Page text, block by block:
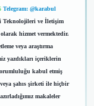
Telegram: @karabul
Teknolojileri ve İletişim
hizmet vermektedir.
veya araştırma
yazdıkları içeriklerin
kabul etmiş
şahıs şirketi ile hiçbir
makaleler